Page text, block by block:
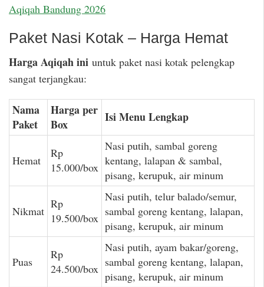
Aqiqah Bandung 2026
Paket Nasi Kotak – Harga Hemat
Harga Aqiqah ini untuk paket nasi kotak pelengkap
sangat terjangkau:
Nama
Paket
Harga per
Box
Isi Menu Lengkap
Hemat
Rp
15.000/box
Nasi putih, sambal goreng
kentang, lalapan & sambal,
pisang, kerupuk, air minum
Nikmat
Rp
19.500/box
Nasi putih, telur balado/semur,
sambal goreng kentang, lalapan,
pisang, kerupuk, air minum
Puas
Rp
24.500/box
Nasi putih, ayam bakar/goreng,
sambal goreng kentang, lalapan,
pisang, kerupuk, air minum